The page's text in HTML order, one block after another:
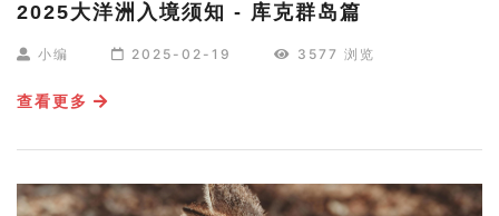
2025大洋洲入境须知 - 库克群岛篇
小编 2025-02-19 3577 浏览
查看更多